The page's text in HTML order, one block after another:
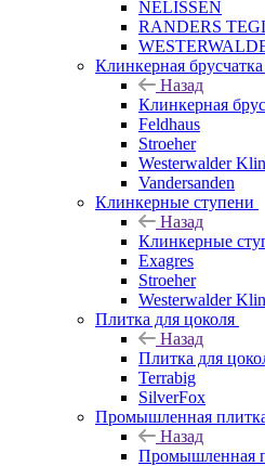
NELISSEN
RANDERS
Клинкерная брусчатка
Назад
Клинкерная
Feldhaus
Stroeher
Westerwalder
Vandersanden
Клинкерные ступени
Назад
Клинкерные
Exagres
Stroeher
Westerwalder
Плитка для цоколя
Назад
Плитка для
Terrabig
SilverFox
Промышленная
Назад
Промышленная